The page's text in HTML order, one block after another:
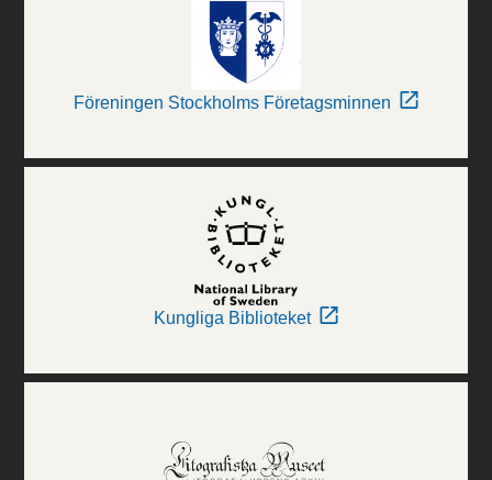
Föreningen Stockholms Företagsminnen
Kungliga Biblioteket